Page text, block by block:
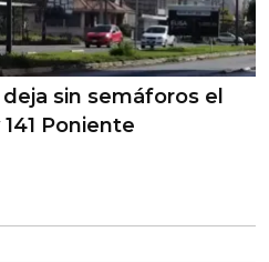
deja sin semáforos el
Poniente